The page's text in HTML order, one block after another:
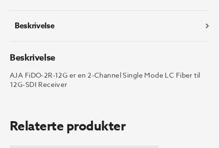
Beskrivelse
Beskrivelse
AJA FiDO-2R-12G er en 2-Channel Single Mode LC Fiber til
12G-SDI Receiver
Relaterte produkter